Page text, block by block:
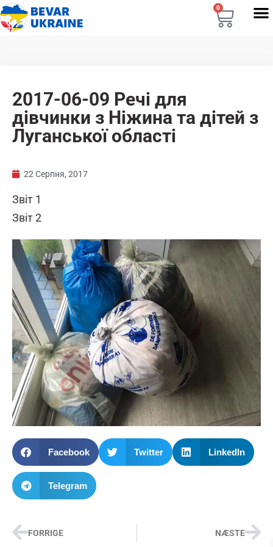
0
2017-06-09 Речі для
дівчинки з Ніжина та дітей з
Луганської області
22 Серпня, 2017
Звіт 1
Звіт 2
Facebook Twitter LinkedIn
Telegram
FORRIGE NÆSTE